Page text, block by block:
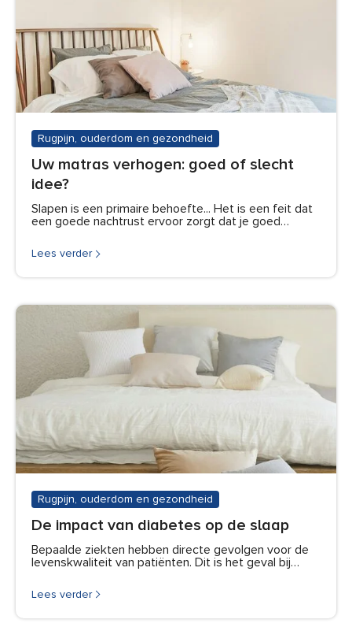
Rugpijn, ouderdom en gezondheid
Uw matras verhogen: goed of slecht
idee?
Slapen is een primaire behoefte... Het is een feit dat
een goede nachtrust ervoor zorgt dat je goed…
Lees verder
Rugpijn, ouderdom en gezondheid
De impact van diabetes op de slaap
Bepaalde ziekten hebben directe gevolgen voor de
levenskwaliteit van patiënten. Dit is het geval bij…
Lees verder